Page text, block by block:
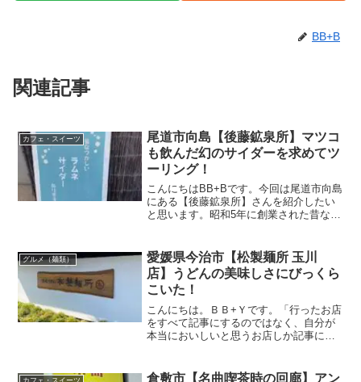
BB+B
関連記事
カフェ・スイーツ
尾道市向島【後藤鉱泉所】マツコ
も飲んだ幻のサイダーを求めてツ
ーリング！
こんにちはBB+Bです。今回は尾道市向島
にある【後藤鉱泉所】さんを紹介したい
と思います。昭和5年に創業された昔なが
やしまなみ海道を走るサイクリストから
人気のお店です。「...
グルメ（麺類）
愛媛県今治市【松製麺所 玉川
店】うどんの美味しさにびっくら
こいた！
こんにちは。ＢＢ+Ｙです。「行ったお店
をすべて記事にするのではなく、自分が
本当においしいと思うお店しか記事にし
川店】→【しまなみモニュメント】
カフェ・スイーツ
倉敷市【名曲喫茶時の回廊】アン